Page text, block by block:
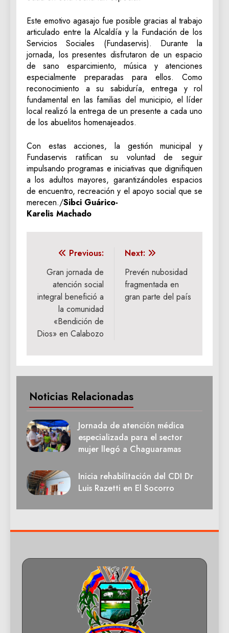
Este emotivo agasajo fue posible gracias al trabajo
articulado entre la Alcaldía y la Fundación de los
Servicios Sociales (Fundaservis). Durante la
jornada, los presentes disfrutaron de un espacio
de sano esparcimiento, música y atenciones
especialmente preparadas para ellos. Como
reconocimiento a su sabiduría, entrega y rol
fundamental en las familias del municipio, el líder
local realizó la entrega de un presente a cada uno
de los abuelitos homenajeados.
Con estas acciones, la gestión municipal y
Fundaservis ratifican su voluntad de seguir
impulsando programas e iniciativas que dignifiquen
a los adultos mayores, garantizándoles espacios
de encuentro, recreación y el apoyo social que se
merecen./Sibci Guárico-
Karelis Machado
Navegación
de
entradas
Previous:
Gran jornada de
atención social
integral benefició a
la comunidad
«Bendición de
Dios» en Calabozo
Next:
Prevén nubosidad
fragmentada en
gran parte del país
Noticias Relacionadas
Jornada de atención médica
especializada para el sector
mujer llegó a Chaguaramas
Inicia rehabilitación del CDI Dr
Luis Razetti en El Socorro